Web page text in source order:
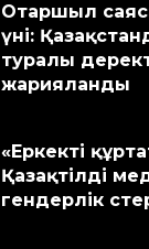
Отаршыл
үні:
туралы
жарияланды
«Еркекті
Қазақтілді
гендерлік